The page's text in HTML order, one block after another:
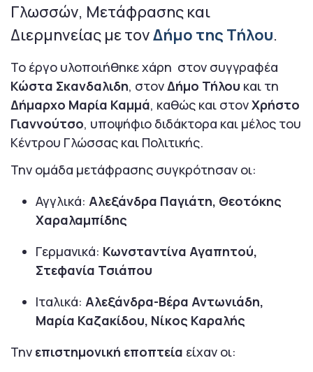
Γλωσσών, Μετάφρασης και
Διερμηνείας με τονΔήμο της Τήλου.
Το έργο υλοποιήθηκε χάρη στον συγγραφέα
Κώστα Σκανδαλιδη, στονΔήμο Τήλου και τη
Δήμαρχο Μαρία Καμμά, καθώς και στονΧρήστο
Γιαννούτσο, υποψήφιο διδάκτορα και μέλος του
Κέντρου Γλώσσας και Πολιτικής.
Την ομάδα μετάφρασης συγκρότησαν οι:
Αγγλικά: Αλεξάνδρα Παγιάτη, Θεοτόκης
Χαραλαμπίδης
Γερμανικά: Κωνσταντίνα Αγαπητού,
Στεφανία Τσιάπου
Ιταλικά: Αλεξάνδρα-Βέρα Αντωνιάδη,
Μαρία Καζακίδου, Νίκος Καραλής
Την επιστημονική εποπτεία είχαν οι: